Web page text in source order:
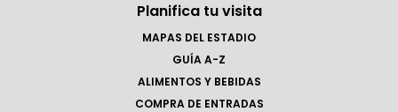
Planifica tu visita
MAPAS DEL ESTADIO
GUÍA A-Z
ALIMENTOS Y BEBIDAS
COMPRA DE ENTRADAS